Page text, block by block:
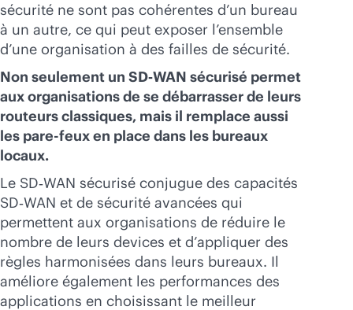
sécurité ne sont pas cohérentes d’un bureau
à un autre, ce qui peut exposer l’ensemble
d’une organisation à des failles de sécurité.
Non seulement un SD‑WAN sécurisé permet
aux organisations de se débarrasser de leurs
routeurs classiques, mais il remplace aussi
les pare-feux en place dans les bureaux
locaux.
Le SD‑WAN sécurisé conjugue des capacités
SD‑WAN et de sécurité avancées qui
permettent aux organisations de réduire le
nombre de leurs devices et d’appliquer des
règles harmonisées dans leurs bureaux. Il
améliore également les performances des
applications en choisissant le meilleur